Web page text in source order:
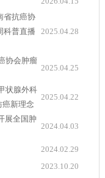
省抗癌协
科普直播
2025.04.28
协会肿瘤
2025.04.25
状腺外科
新理念
2025.04.22
展全国肿
2024.04.03
2024.02.29
2023.10.20